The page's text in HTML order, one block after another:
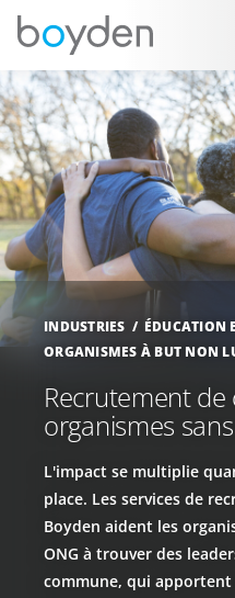
INDUSTRIES
ÉDUCATION
ORGANISMES À BUT NON
Recrutement
organismes
L'impact se multiplie
place. Les services de
Boyden aident les
ONG à trouver des
commune, qui